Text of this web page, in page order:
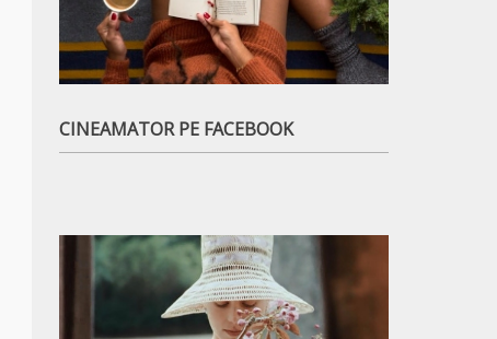
CINEAMATOR PE FACEBOOK